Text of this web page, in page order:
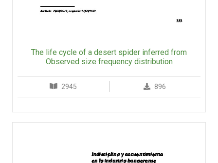
The life cycle of a desert spider inferred from
Observed size frequency distribution
2945 896